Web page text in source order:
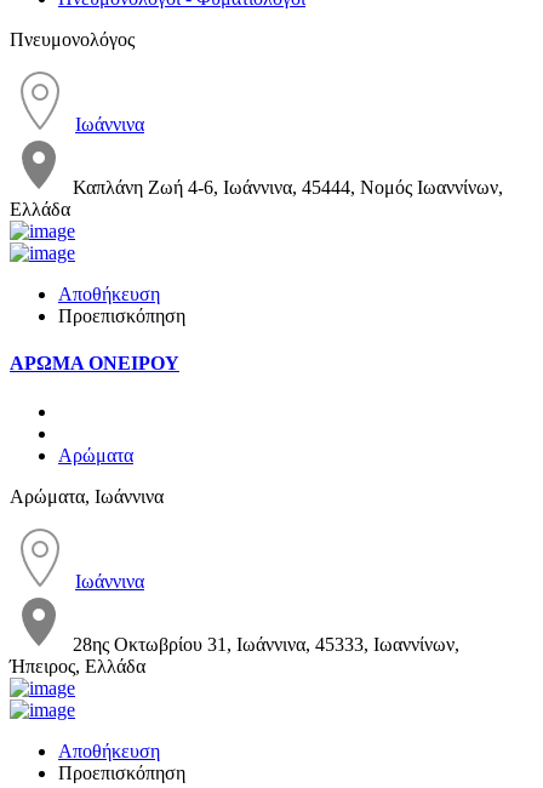
Πνευμονολόγος
Ιωάννινα
Καπλάνη Ζωή 4-6, Ιωάννινα, 45444, Νομός Ιωαννίνων,
Ελλάδα
Αποθήκευση
Προεπισκόπηση
ΑΡΩΜΑ ΟΝΕΙΡΟΥ
Αρώματα
Αρώματα, Ιωάννινα
Ιωάννινα
28ης Οκτωβρίου 31, Ιωάννινα, 45333, Ιωαννίνων,
Ήπειρος, Ελλάδα
Αποθήκευση
Προεπισκόπηση